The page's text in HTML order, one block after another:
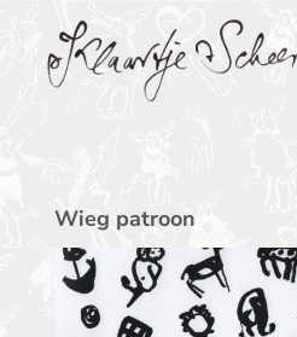
Klaartje Scheer
Wieg patroon